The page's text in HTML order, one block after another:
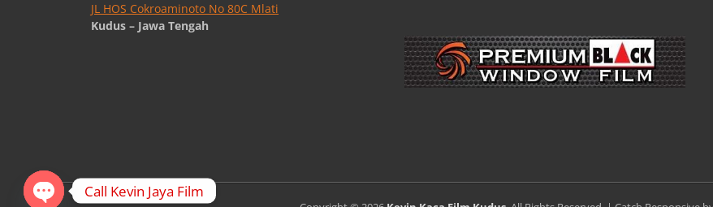
JL HOS Cokroaminoto No 80C Mlati
Kudus – Jawa Tengah
Call Kevin Jaya Film